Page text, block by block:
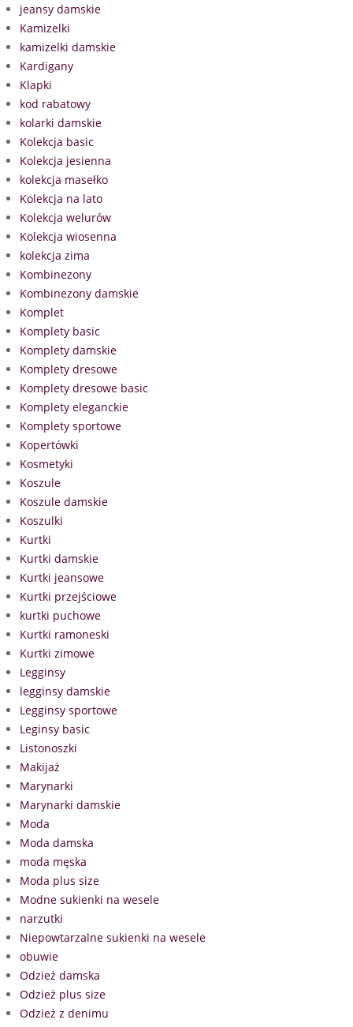
jeansy damskie
Kamizelki
kamizelki damskie
Kardigany
Klapki
kod rabatowy
kolarki damskie
Kolekcja basic
Kolekcja jesienna
kolekcja masełko
Kolekcja na lato
Kolekcja welurów
Kolekcja wiosenna
kolekcja zima
Kombinezony
Kombinezony damskie
Komplet
Komplety basic
Komplety damskie
Komplety dresowe
Komplety dresowe basic
Komplety eleganckie
Komplety sportowe
Kopertówki
Kosmetyki
Koszule
Koszule damskie
Koszulki
Kurtki
Kurtki damskie
Kurtki jeansowe
Kurtki przejściowe
kurtki puchowe
Kurtki ramoneski
Kurtki zimowe
Legginsy
legginsy damskie
Legginsy sportowe
Leginsy basic
Listonoszki
Makijaż
Marynarki
Marynarki damskie
Moda
Moda damska
moda męska
Moda plus size
Modne sukienki na wesele
narzutki
Niepowtarzalne sukienki na wesele
obuwie
Odzież damska
Odzież plus size
Odzież z denimu